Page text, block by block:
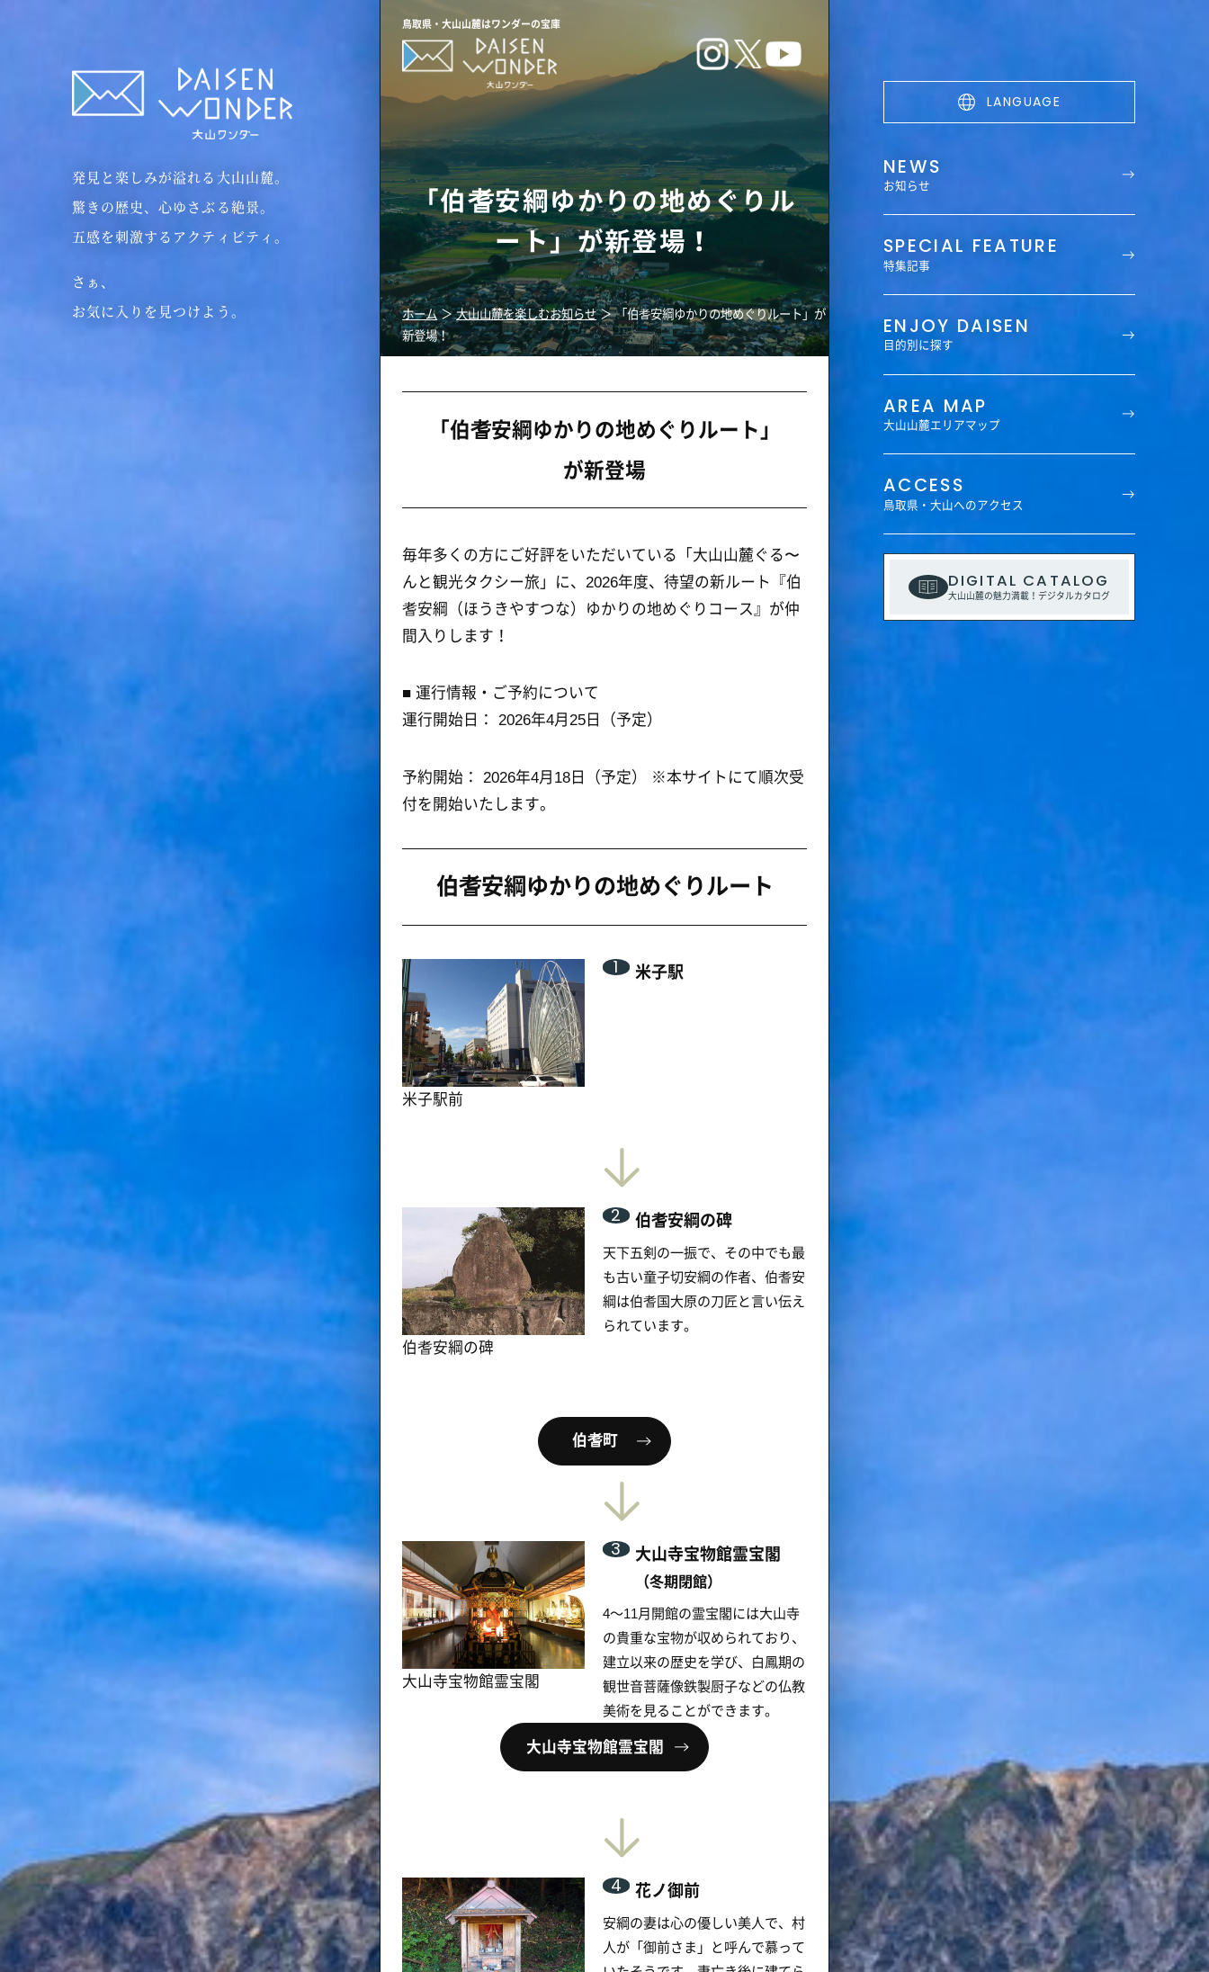
発見と楽しみが溢れる大山山麓。
驚きの歴史、心ゆさぶる絶景。
五感を刺激するアクティビティ。
さぁ、
お気に入りを見つけよう。
LANGUAGE
NEWS
お知らせ
SPECIAL FEATURE
特集記事
ENJOY DAISEN
目的別に探す
AREA MAP
大山山麓エリアマップ
ACCESS
鳥取県・大山へのアクセス
DIGITAL CATALOG
大山山麓の魅力満載！デジタルカタログ
鳥取県・大山山麓はワンダーの宝庫
「伯耆安綱ゆかりの地めぐりル
ート」が新登場！
大山山麓を楽しむお知らせ ＞「伯耆安綱ゆかりの地めぐりルート」が
「伯耆安綱ゆかりの地めぐりルート」
が新登場
毎年多くの方にご好評をいただいている「大山山麓ぐる〜
んと観光タクシー旅」に、2026年度、待望の新ルート『伯
耆安綱（ほうきやすつな）ゆかりの地めぐりコース』が仲
■ 運行情報・ご予約について
運行開始日： 2026年4月25日（予定）
予約開始： 2026年4月18日（予定） ※本サイトにて順次受
1 米子駅
伯耆安綱の碑
天下五剣の一振で、その中でも最
も古い童子切安綱の作者、伯耆安
綱は伯耆国大原の刀匠と言い伝え
3 大山寺宝物館霊宝閣
（冬期閉館）
美術を見ることができます。
大山寺宝物館霊宝閣
4 花ノ御前
安綱の妻は心の優しい美人で、村
人が「御前さま」と呼んで慕って
いたそうです。妻亡き後に建てら
れたこの社を「花ノ御前」と呼
び、祀っていると言い伝えられて
にちなん日野川の郷
豊かで多様な生態系が自然の恵み
を営む里山の日野川の現流域。そ
こに佇む木造の道の駅では、春は
新緑、夏は鮎の遡上する日野川、
秋は紅葉、冬には山水画のような
雪景色など、四季折々の表情をみることができます。自慢の新鮮
野菜や米、餅、豊富な手工芸品を取りそろえています。